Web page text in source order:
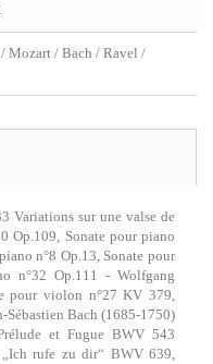
Mozart / Bach / Ravel /
Variations sur une valse de
Op.109, Sonate pour piano
n°8 Op.13, Sonate pour
n°32 Op.111 - Wolfgang
pour violon n°27 KV 379,
Sébastien Bach (1685-1750)
et Fugue BWV 543
rufe zu dir“ BWV 639,